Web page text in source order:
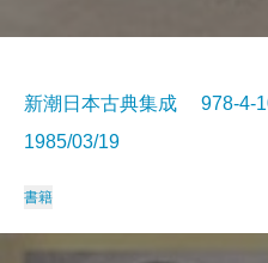
新潮日本古典集成 978-
1985/03/19
書籍